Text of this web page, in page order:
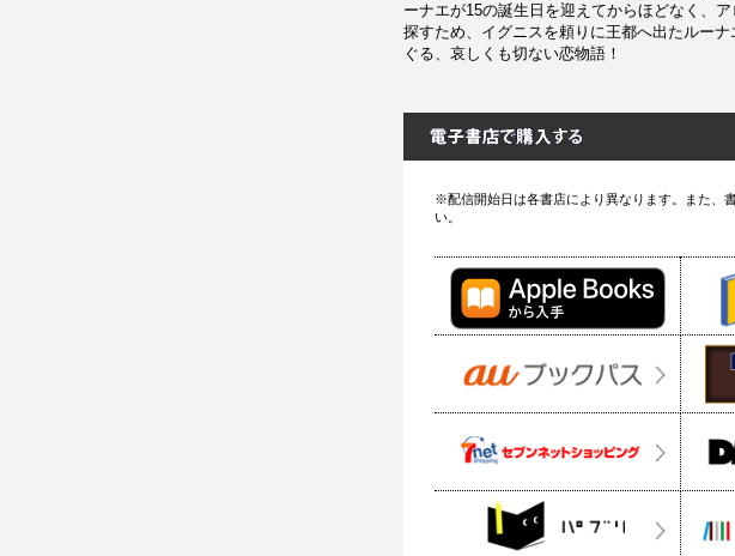
ーナエが15の誕生日を迎えてからほどなく、
探すため、イグニスを頼りに王都へ出たルー
ぐる、哀しくも切ない恋物語！
※配信開始日は各書店により異なります。また、
い。